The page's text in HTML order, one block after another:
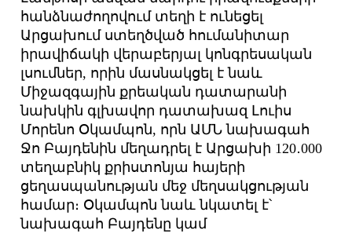
հանձնաժողովում տեղի է ունեցել
Արցախում ստեղծված հումանիտար
իրավիճակի վերաբերյալ կոնգրեսական
լսումներ, որին մասնակցել է նաև
Միջազգային քրեական դատարանի
նախկին գլխավոր դատախազ Լուիս
Մորենո Օկամպոն, որն ԱՄՆ նախագահ
Ջո Բայդենին մեղադրել է Արցախի 120․000
տեղաբնիկ քրիստոնյա հայերի
ցեղասպանության մեջ մեղսակցության
համար։ Օկամպոն նաև նկատել է՝
նախագահ Բայդենը կամ